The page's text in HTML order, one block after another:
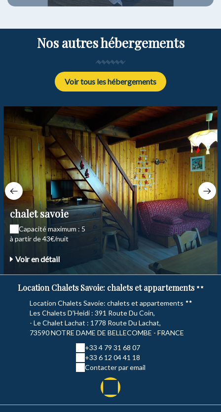
Nos autres hébergements
Voir tous les hébergements
chalet savoie
Capacité maximum : 5
à partir de 43€/nuit
Voir en détail
Location Chalets Savoie: chalets et appartements
Location Chalets Savoie: chalets et appartements
Les Chalets D'Heidi : 391 Route Du Coin,
- Le Chalet Lachat : 1778 Route Du Lachat,
73590 NOTRE DAME DE BELLECOMBE - FRANCE
+33 4 79 31 68 07
+33 6 12 04 41 18
Contacter par email